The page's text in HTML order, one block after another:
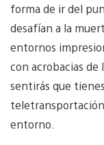
forma de ir del
desafían a la
entornos
con acrobacias
sentirás que
entorno.